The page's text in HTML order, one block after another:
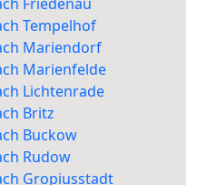
Tempelhof
Mariendorf
Marienfelde
Lichtenrade
Britz
Buckow
Rudow
Gropiusstadt